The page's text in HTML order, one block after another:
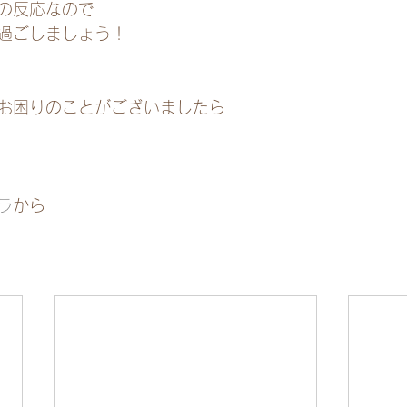
反応なので
ごしましょう！
困りのことがございましたら
から